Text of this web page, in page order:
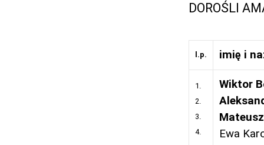
DOROŚLI
l.p. imię i
1.
2.
3.
4.
Wiktor
Ewa